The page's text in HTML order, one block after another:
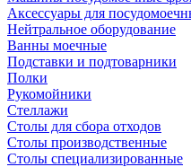
Аксессуары для
Нейтральное оборудование
Ванны моечные
Подставки и подтоварники
Полки
Рукомойники
Стеллажи
Столы для сбора отходов
Столы производственные
Столы специализированные